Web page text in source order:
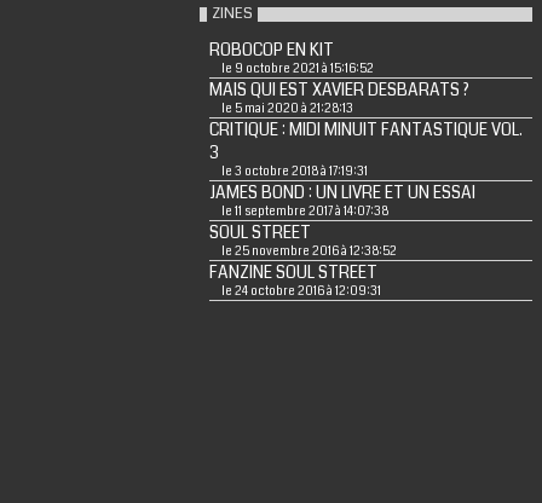
ZINES
ROBOCOP EN KIT
le 9 octobre 2021 à 15:16:52
MAIS QUI EST XAVIER DESBARATS ?
le 5 mai 2020 à 21:28:13
CRITIQUE : MIDI MINUIT FANTASTIQUE VOL.
3
le 3 octobre 2018 à 17:19:31
JAMES BOND : UN LIVRE ET UN ESSAI
le 11 septembre 2017 à 14:07:38
SOUL STREET
le 25 novembre 2016 à 12:38:52
FANZINE SOUL STREET
le 24 octobre 2016 à 12:09:31